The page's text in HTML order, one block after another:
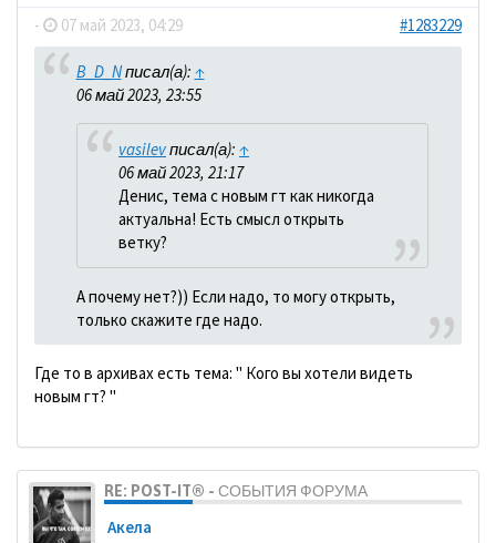
- 07 май 2023, 04:29 #1283229
B_D_Nписал(а): ↑
06 май 2023, 23:55
vasilevписал(а): ↑
06 май 2023, 21:17
Денис, тема с новым гт как никогда
актуальна! Есть смысл открыть
ветку?
А почему нет?)) Если надо, то могу открыть,
только скажите где надо.
Где то в архивах есть тема: " Кого вы хотели видеть
новым гт? "
RE: POST-IT® - СОБЫТИЯ ФОРУМА
Акела